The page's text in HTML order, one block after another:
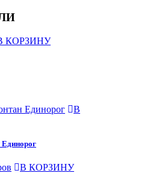
КОРЗИНУ
В
В КОРЗИНУ